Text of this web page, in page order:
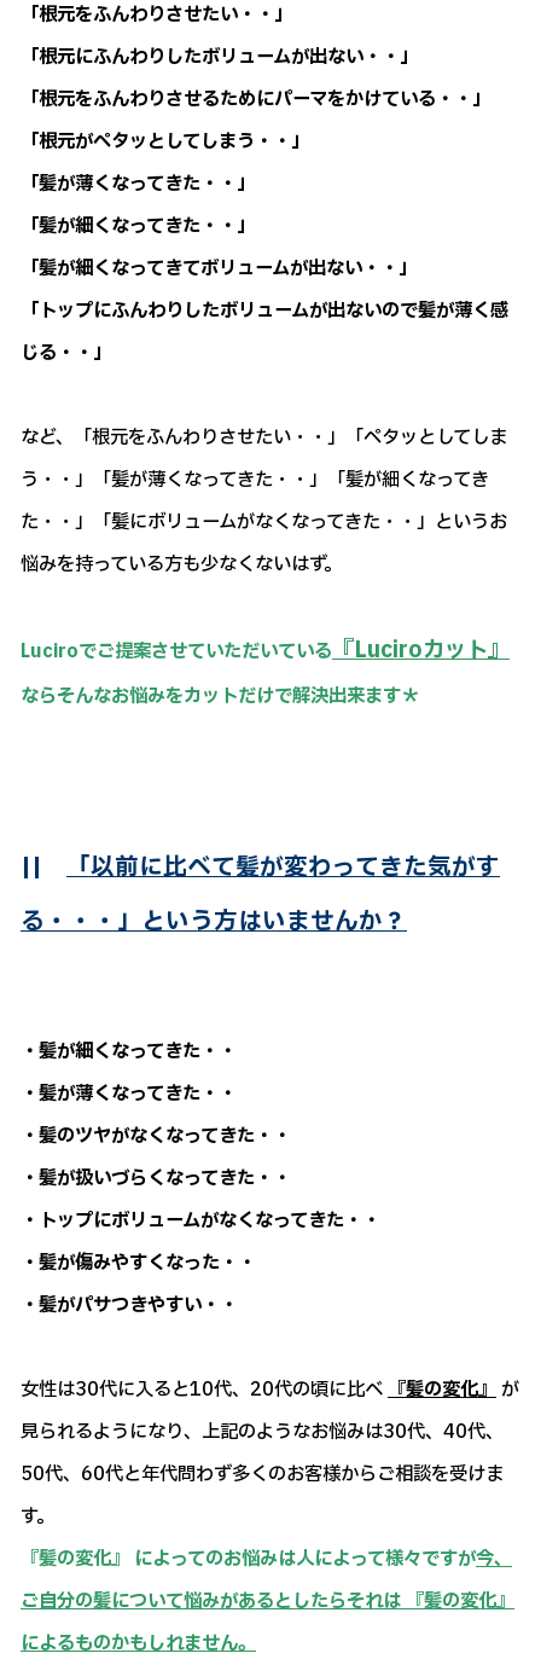
「根元をふんわりさせたい・・」
「根元にふんわりしたボリュームが出ない・・」
「根元をふんわりさせるためにパーマをかけている・・」
「根元がペタッとしてしまう・・」
「髪が薄くなってきた・・」
「髪が細くなってきた・・」
「髪が細くなってきてボリュームが出ない・・」
「トップにふんわりしたボリュームが出ないので髪が薄く感
じる・・」
など、「根元をふんわりさせたい・・」「ペタッとしてしま
う・・」「髪が薄くなってきた・・」「髪が細くなってき
た・・」「髪にボリュームがなくなってきた・・」というお
悩みを持っている方も少なくないはず。
Luciroでご提案させていただいている『Luciroカット』
ならそんなお悩みをカットだけで解決出来ます＊
|| 「以前に比べて髪が変わってきた気がす
る・・・」という方はいませんか？
・髪が細くなってきた・・
・髪が薄くなってきた・・
・髪のツヤがなくなってきた・・
・髪が扱いづらくなってきた・・
・トップにボリュームがなくなってきた・・
・髪が傷みやすくなった・・
・髪がパサつきやすい・・
女性は30代に入ると10代、20代の頃に比べ『髪の変化』が
見られるようになり、上記のようなお悩みは30代、40代、
50代、60代と年代問わず多くのお客様からご相談を受けま
す。
『髪の変化』 によってのお悩みは人によって様々ですが今、
ご自分の髪について悩みがあるとしたらそれは 『髪の変化』
によるものかもしれません。